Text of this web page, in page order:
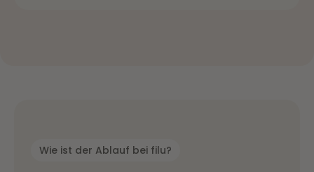
Wie ist der Ablauf bei filu?